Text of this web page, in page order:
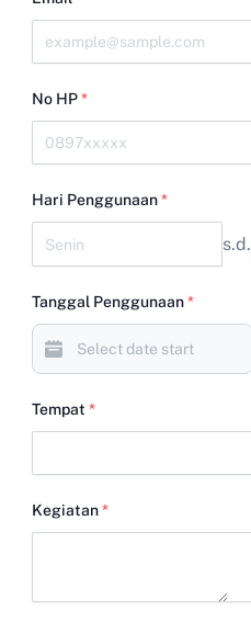
No HP*
Hari Penggunaan*
s.d.
Tanggal Penggunaan*
Tempat *
Kegiatan*